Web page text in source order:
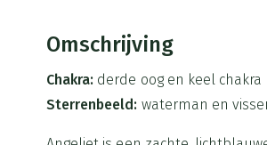
Omschrijving
Chakra: derde oog en keel chakra
Sterrenbeeld: waterman en